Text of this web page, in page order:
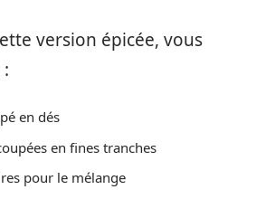
version épicée, vous
en dés
en fines tranches
pour le mélange